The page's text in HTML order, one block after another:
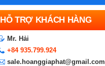
HỖ TRỢ KHÁCH HÀNG
Mr. Hải
+84 935.799.924
sale.hoanggiaphat@gmail.com